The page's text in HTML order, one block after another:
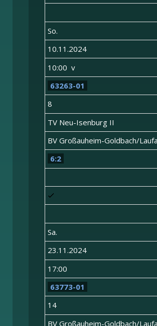
So.
10.11.2024
10:00 v
63263-01
8
TV Neu-Isenburg II
BV Großauheim-Goldbach/
6:2
Sa.
23.11.2024
17:00
63773-01
14
BV Großauheim-Goldbach/